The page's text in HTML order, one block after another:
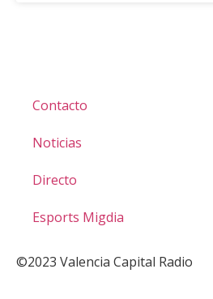
Contacto
Noticias
Directo
Esports Migdia
©2023 Valencia Capital Radio